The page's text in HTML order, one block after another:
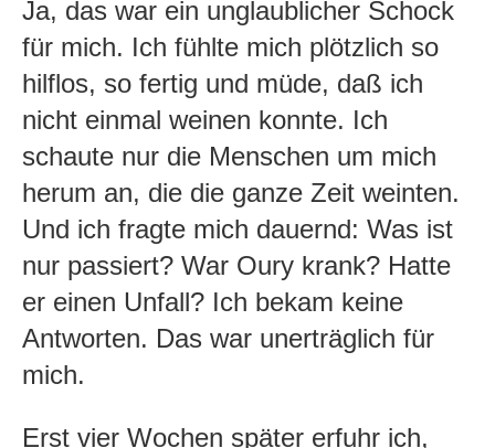
Ja, das war ein unglaublicher Schock
für mich. Ich fühlte mich plötzlich so
hilflos, so fertig und müde, daß ich
nicht einmal weinen konnte. Ich
schaute nur die Menschen um mich
herum an, die die ganze Zeit weinten.
Und ich fragte mich dauernd: Was ist
nur passiert? War Oury krank? Hatte
er einen Unfall? Ich bekam keine
Antworten. Das war unerträglich für
mich.
Erst vier Wochen später erfuhr ich,